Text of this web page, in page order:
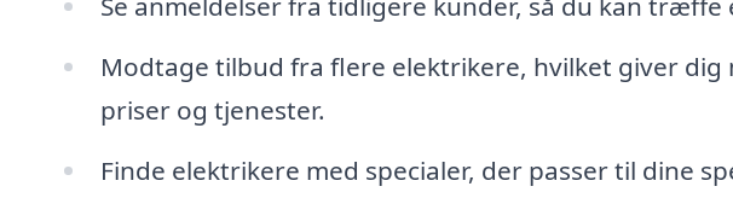
Modtage tilbud fra flere elektrikere, hvilket giver
priser og tjenester.
Finde elektrikere med specialer, der passer til dine